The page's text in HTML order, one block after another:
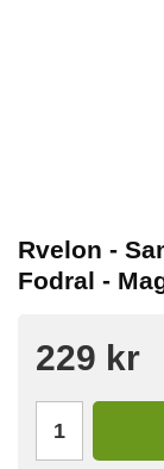
Rvelon -
Fodral -
229 kr